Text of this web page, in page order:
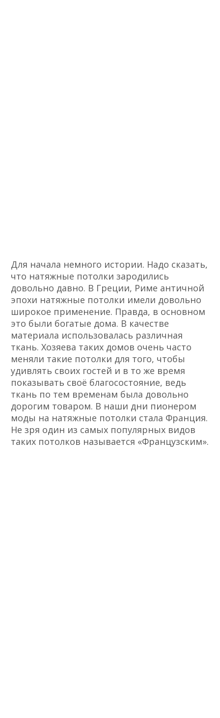
Для начала немного истории. Надо сказать,
что натяжные потолки зародились
довольно давно. В Греции, Риме античной
эпохи натяжные потолки имели довольно
широкое применение. Правда, в основном
это были богатые дома. В качестве
материала использовалась различная
ткань. Хозяева таких домов очень часто
меняли такие потолки для того, чтобы
удивлять своих гостей и в то же время
показывать своё благосостояние, ведь
ткань по тем временам была довольно
дорогим товаром. В наши дни пионером
моды на натяжные потолки стала Франция.
Не зря один из самых популярных видов
таких потолков называется «Французским».